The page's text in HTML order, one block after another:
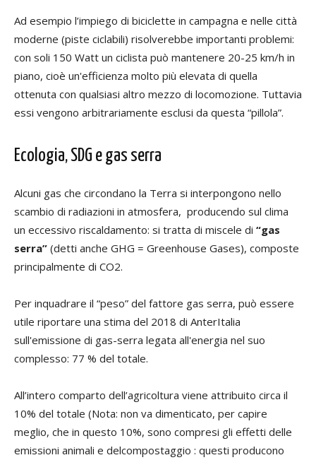
Ad esempio l’impiego di biciclette in campagna e nelle città
moderne (piste ciclabili) risolverebbe importanti problemi:
con soli 150 Watt un ciclista può mantenere 20-25 km/h in
piano, cioè un'efficienza molto più elevata di quella
ottenuta con qualsiasi altro mezzo di locomozione. Tuttavia
essi vengono arbitrariamente esclusi da questa “pillola”.
Ecologia, SDG e gas serra
Alcuni gas che circondano la Terra si interpongono nello
scambio di radiazioni in atmosfera, producendo sul clima
un eccessivo riscaldamento: si tratta di miscele di “gas
serra” (detti anche GHG = Greenhouse Gases), composte
principalmente di CO2.
Per inquadrare il “peso” del fattore gas serra, può essere
utile riportare una stima del 2018 di AnterItalia
sull'emissione di gas-serra legata all'energia nel suo
complesso: 77 % del totale.
All’intero comparto dell’agricoltura viene attribuito circa il
10% del totale (Nota: non va dimenticato, per capire
meglio, che in questo 10%, sono compresi gli effetti delle
emissioni animali e delcompostaggio : questi producono